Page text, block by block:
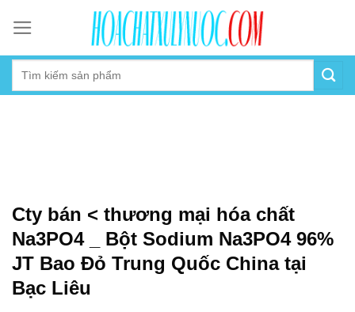
content
Cty bán < thương mại hóa chất
Na3PO4 _ Bột Sodium Na3PO4 96%
JT Bao Đỏ Trung Quốc China tại
Bạc Liêu